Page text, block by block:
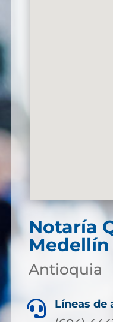
Notaría
Medellín
Antioquia
 Líneas de